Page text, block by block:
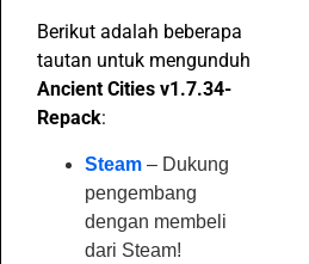
Berikut adalah beberapa
tautan untuk mengunduh
Ancient Cities v1.7.34-
Repack:
Steam – Dukung
pengembang
dengan membeli
dari Steam!